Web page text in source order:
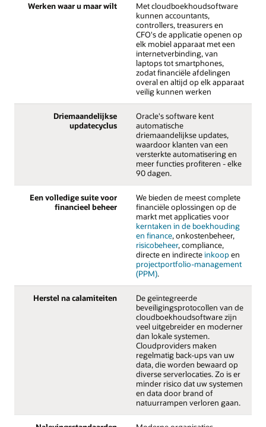
Werken waar u maar wilt
Met cloudboekhoudsoftware
kunnen accountants,
controllers, treasurers en
CFO's de applicatie openen op
elk mobiel apparaat met een
internetverbinding, van
laptops tot smartphones,
zodat financiële afdelingen
overal en altijd op elk apparaat
veilig kunnen werken
Driemaandelijkse
updatecyclus
Oracle's software kent
automatische
driemaandelijkse updates,
waardoor klanten van een
versterkte automatisering en
meer functies profiteren - elke
90 dagen.
Een volledige suite voor
financieel beheer
We bieden de meest complete
financiële oplossingen op de
markt met applicaties voor
kerntaken in de boekhouding
en finance, onkostenbeheer,
risicobeheer, compliance,
directe en indirecteinkoop en
projectportfolio-management
(PPM).
Herstel na calamiteiten
De geïntegreerde
beveiligingsprotocollen van de
cloudboekhoudsoftware zijn
veel uitgebreider en moderner
dan lokale systemen.
Cloudproviders maken
regelmatig back-ups van uw
data, die worden bewaard op
diverse serverlocaties. Zo is er
minder risico dat uw systemen
en data door brand of
natuurrampen verloren gaan.